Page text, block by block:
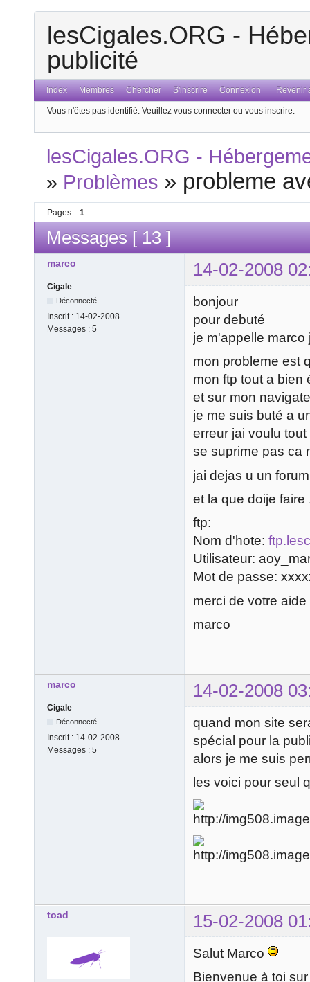
lesCigales.ORG -
publicité
Index Membres Chercher S'inscrire Connexion Revenir
Vous n'êtes pas identifié. Veuillez vous connecter ou vous inscrire.
lesCigales.ORG -
» Problèmes » probleme
Pages 1
Messages [ 13 ]
marco 14-02-2008
Cigale
Déconnecté
Inscrit : 14-02-2008
Messages : 5
bonjour
pour debuté
je m'appelle
mon probleme est
mon ftp tout a bien
et sur mon
je me suis buté a
erreur jai voulu
se suprime pas ca
jai dejas u un
et la que doije
ftp:
Nom d'hote:
Utilisateur:
Mot de passe:
merci de votre aide
marco
marco 14-02-2008
Cigale
Déconnecté
Inscrit : 14-02-2008
Messages : 5
quand mon site
spécial pour la
alors je me suis
les voici pour seul
toad 15-02-2008
Salut Marco
Bienvenue à toi